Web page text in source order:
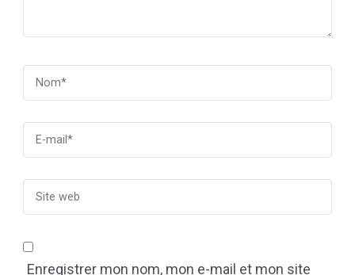
Enregistrer mon nom, mon e-mail et mon site